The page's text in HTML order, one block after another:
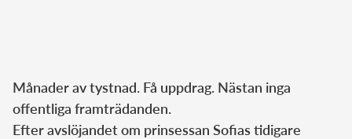
Månader av tystnad. Få uppdrag. Nästan inga
offentliga framträdanden.
Efter avslöjandet om prinsessan Sofias tidigare